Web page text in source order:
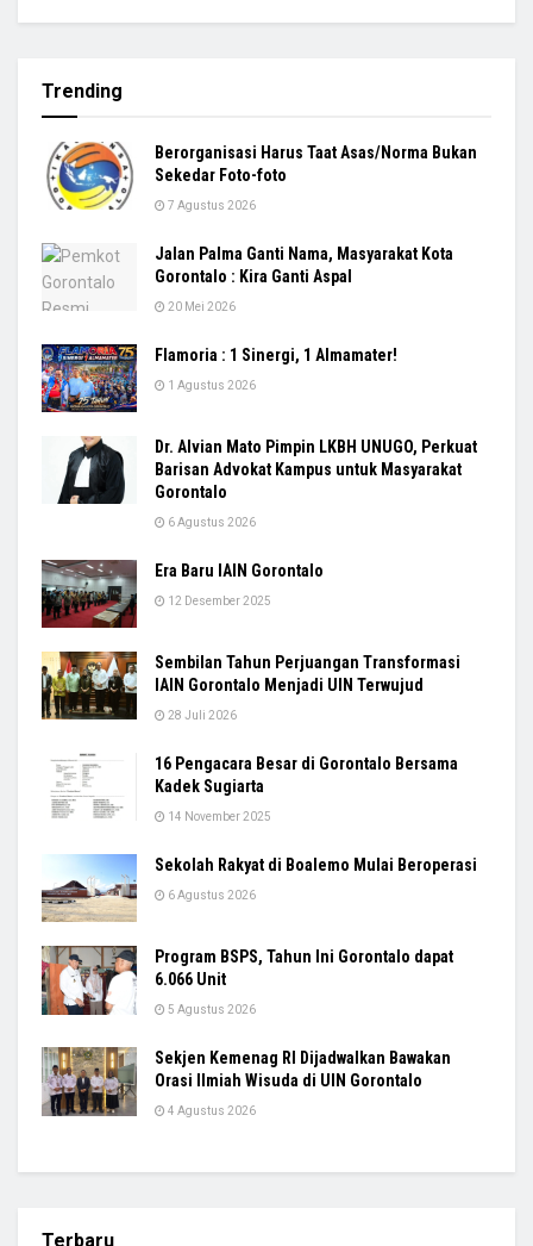
Trending
Berorganisasi Harus Taat Asas/Norma Bukan
Sekedar Foto-foto
7 Agustus 2026
Jalan Palma Ganti Nama, Masyarakat Kota
Gorontalo : Kira Ganti Aspal
20 Mei 2026
Flamoria : 1 Sinergi, 1 Almamater!
1 Agustus 2026
Dr. Alvian Mato Pimpin LKBH UNUGO, Perkuat
Barisan Advokat Kampus untuk Masyarakat
Gorontalo
6 Agustus 2026
Era Baru IAIN Gorontalo
12 Desember 2025
Sembilan Tahun Perjuangan Transformasi
IAIN Gorontalo Menjadi UIN Terwujud
28 Juli 2026
16 Pengacara Besar di Gorontalo Bersama
Kadek Sugiarta
14 November 2025
Sekolah Rakyat di Boalemo Mulai Beroperasi
6 Agustus 2026
Program BSPS, Tahun Ini Gorontalo dapat
6.066 Unit
5 Agustus 2026
Sekjen Kemenag RI Dijadwalkan Bawakan
Orasi Ilmiah Wisuda di UIN Gorontalo
4 Agustus 2026
Terbaru